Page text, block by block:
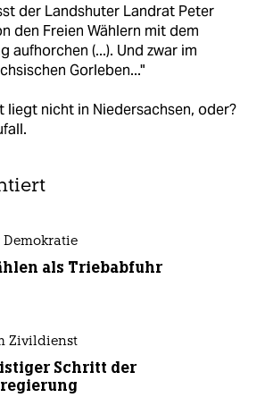
der Landshuter Landrat Peter
den Freien Wählern mit dem
aufhorchen (...). Und zwar im
Gorleben..."
liegt nicht in Niedersachsen, oder?
Demokratie
als Triebabfuhr
Zivildienst
Schritt der